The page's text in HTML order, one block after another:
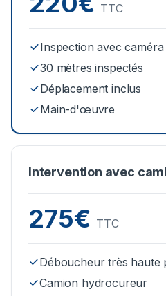
TTC
Inspection avec
30 mètres inspectés
Déplacement inclus
Main-d'œuvre
Intervention avec
275€ TTC
Déboucheur très haute
Camion hydrocureur